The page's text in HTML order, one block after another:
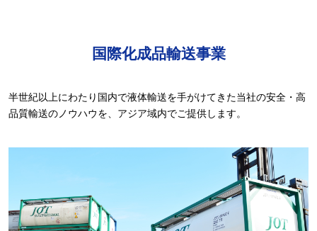
国際化成品輸送事業
半世紀以上にわたり国内で液体輸送を手がけてきた当社の安全・高
品質輸送のノウハウを、アジア域内でご提供します。